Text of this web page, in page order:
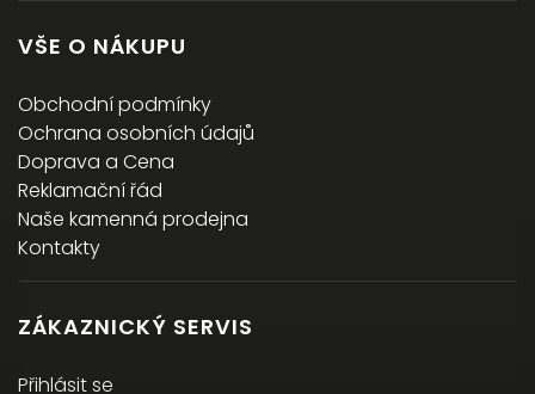
VŠE O NÁKUPU
Obchodní podmínky
Ochrana osobních údajů
Doprava a Cena
Reklamační řád
Naše kamenná prodejna
Kontakty
ZÁKAZNICKÝ SERVIS
Přihlásit se